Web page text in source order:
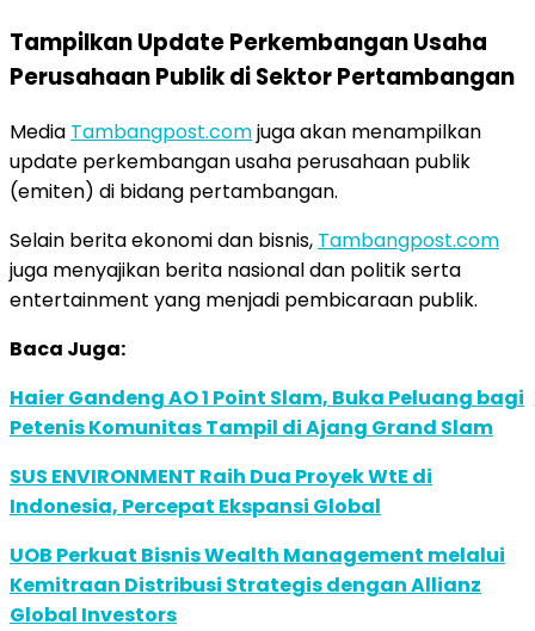
Tampilkan Update Perkembangan Usaha
Perusahaan Publik di Sektor Pertambangan
Media Tambangpost.comjuga akan menampilkan
update perkembangan usaha perusahaan publik
(emiten) di bidang pertambangan.
Selain berita ekonomi dan bisnis, Tambangpost.com
juga menyajikan berita nasional dan politik serta
entertainment yang menjadi pembicaraan publik.
Baca Juga:
Haier Gandeng AO 1 Point Slam, Buka Peluang bagi
Petenis Komunitas Tampil di Ajang Grand Slam
SUS ENVIRONMENT Raih Dua Proyek WtE di
Indonesia, Percepat Ekspansi Global
UOB Perkuat Bisnis Wealth Management melalui
Kemitraan Distribusi Strategis dengan Allianz
Global Investors